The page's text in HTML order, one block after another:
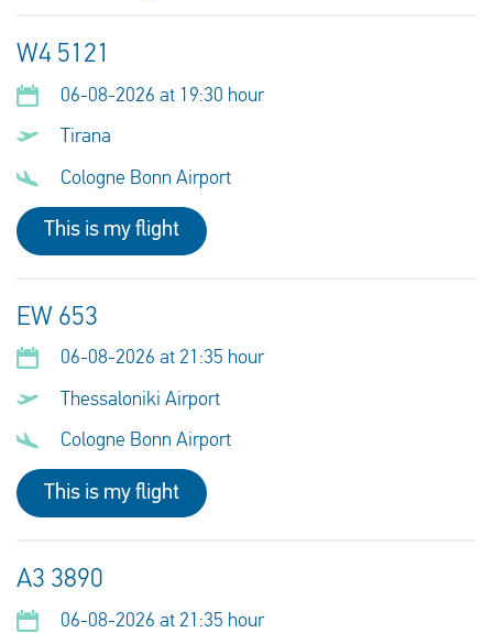
W4 5121
06-08-2026 at 19:30 hour
Tirana
Cologne Bonn Airport
This is my flight
EW 653
06-08-2026 at 21:35 hour
Thessaloniki Airport
Cologne Bonn Airport
This is my flight
A3 3890
06-08-2026 at 21:35 hour